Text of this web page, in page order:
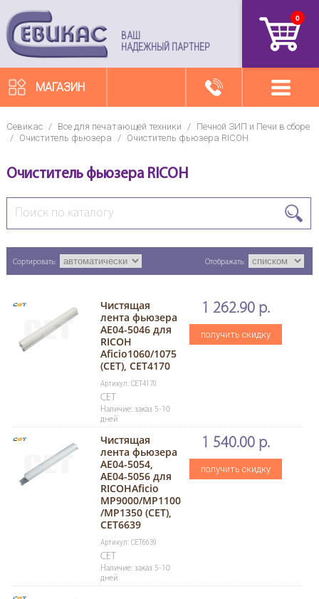
ВАШ
НАДЕЖНЫЙ ПАРТНЕР
0
МАГАЗИН
Севикас / Все для печатающей техники /
Печной ЗИП и Печи в сборе
/
Очиститель фьюзера / Очиститель фьюзера RICOH
Очиститель фьюзера RICOH
Сортировать: Отображать:
Чистящая
лента фьюзера
AE04-5046 для
RICOH
Aficio1060/1075
(CET), CET4170
Артикул: CET4170
CET
Наличие: заказ 5-10
дней
1 262.90 р.
получить скидку
Чистящая
лента фьюзера
AE04-5054,
AE04-5056 для
RICOHAficio
MP9000/MP1100
/MP1350 (CET),
CET6639
Артикул: CET6639
CET
Наличие: заказ 5-10
дней
1 540.00 р.
получить скидку